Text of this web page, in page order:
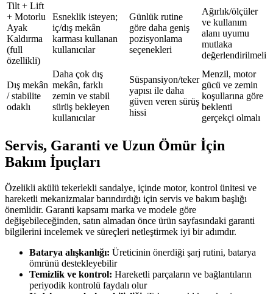
Tilt + Lift
+ Motorlu
Ayak
Kaldırma
(full
özellikli)
Esneklik isteyen;
iç/dış mekân
karması kullanan
kullanıcılar
Günlük rutine
göre daha geniş
pozisyonlama
seçenekleri
Ağırlık/ölçüler
ve kullanım
alanı uyumu
mutlaka
değerlendirilmeli
Dış mekân
/ stabilite
odaklı
Daha çok dış
mekân, farklı
zemin ve stabil
sürüş bekleyen
kullanıcılar
Süspansiyon/teker
yapısı ile daha
güven veren sürüş
hissi
Menzil, motor
gücü ve zemin
koşullarına göre
beklenti
gerçekçi olmalı
Servis, Garanti ve Uzun Ömür İçin
Bakım İpuçları
Özelikli akülü tekerlekli sandalye, içinde motor, kontrol ünitesi ve
hareketli mekanizmalar barındırdığı için servis ve bakım başlığı
önemlidir. Garanti kapsamı marka ve modele göre
değişebileceğinden, satın almadan önce ürün sayfasındaki garanti
bilgilerini incelemek ve süreçleri netleştirmek iyi bir adımdır.
Batarya alışkanlığı: Üreticinin önerdiği şarj rutini, batarya
ömrünü destekleyebilir
Temizlik ve kontrol: Hareketli parçaların ve bağlantıların
periyodik kontrolü faydalı olur